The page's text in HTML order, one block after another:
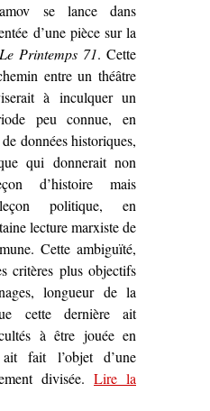
se lance dans
d’une pièce sur la
Le Printemps 71. Cette
entre un théâtre
à inculquer un
peu connue, en
données historiques,
qui donnerait non
d’histoire mais
politique, en
lecture marxiste de
Cette ambiguïté,
critères plus objectifs
longueur de la
cette dernière ait
à être jouée en
fait l’objet d’une
divisée. Lire la